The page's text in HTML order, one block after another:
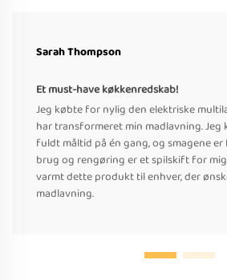
Sarah Thompson
Et must-have køkkenredskab!
Jeg købte for nylig den elektriske
har transformeret min madlavning. Jeg
fuldt måltid på én gang, og smagene
brug og rengøring er et spilskift for
varmt dette produkt til enhver, der
madlavning.